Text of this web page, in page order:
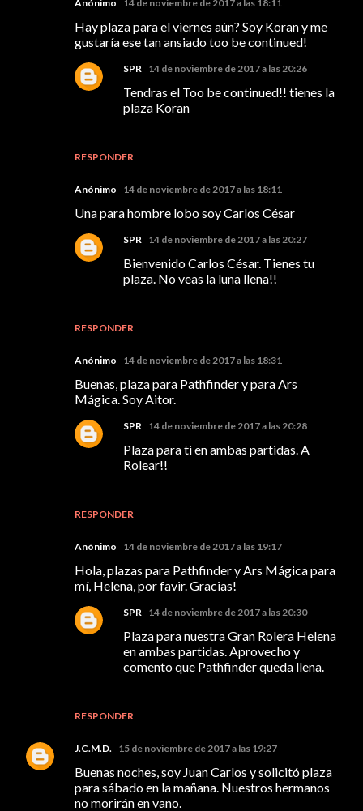
Anónimo 14 de noviembre de 2017 a las 18:11
Hay plaza para el viernes aún? Soy Koran y me
gustaría ese tan ansiado too be continued!
RESPONDER
SPR 14 de noviembre de 2017 a las 20:26
Tendras el Too be continued!! tienes la
plaza Koran
Anónimo 14 de noviembre de 2017 a las 18:11
Una para hombre lobo soy Carlos César
RESPONDER
SPR 14 de noviembre de 2017 a las 20:27
Bienvenido Carlos César. Tienes tu
plaza. No veas la luna llena!!
Anónimo 14 de noviembre de 2017 a las 18:31
Buenas, plaza para Pathfinder y para Ars
Mágica. Soy Aitor.
RESPONDER
SPR 14 de noviembre de 2017 a las 20:28
Plaza para ti en ambas partidas. A
Rolear!!
Anónimo 14 de noviembre de 2017 a las 19:17
Hola, plazas para Pathfinder y Ars Mágica para
mí, Helena, por favir. Gracias!
RESPONDER
SPR 14 de noviembre de 2017 a las 20:30
Plaza para nuestra Gran Rolera Helena
en ambas partidas. Aprovecho y
comento que Pathfinder queda llena.
J.C.M.D. 15 de noviembre de 2017 a las 19:27
Buenas noches, soy Juan Carlos y solicitó plaza
para sábado en la mañana. Nuestros hermanos
no morirán en vano.